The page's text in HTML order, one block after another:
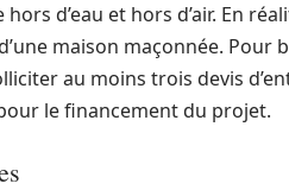
d’eau et hors d’air. En
maison maçonnée. Pour
au moins trois devis
le financement du projet.